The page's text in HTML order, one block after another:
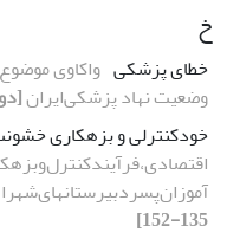
خ
خطای پزشکی واکاوی
وضعیت نهاد پزشکی‌ایران[دوره 8،
خودکنترلی و بزهکاری
135-152]